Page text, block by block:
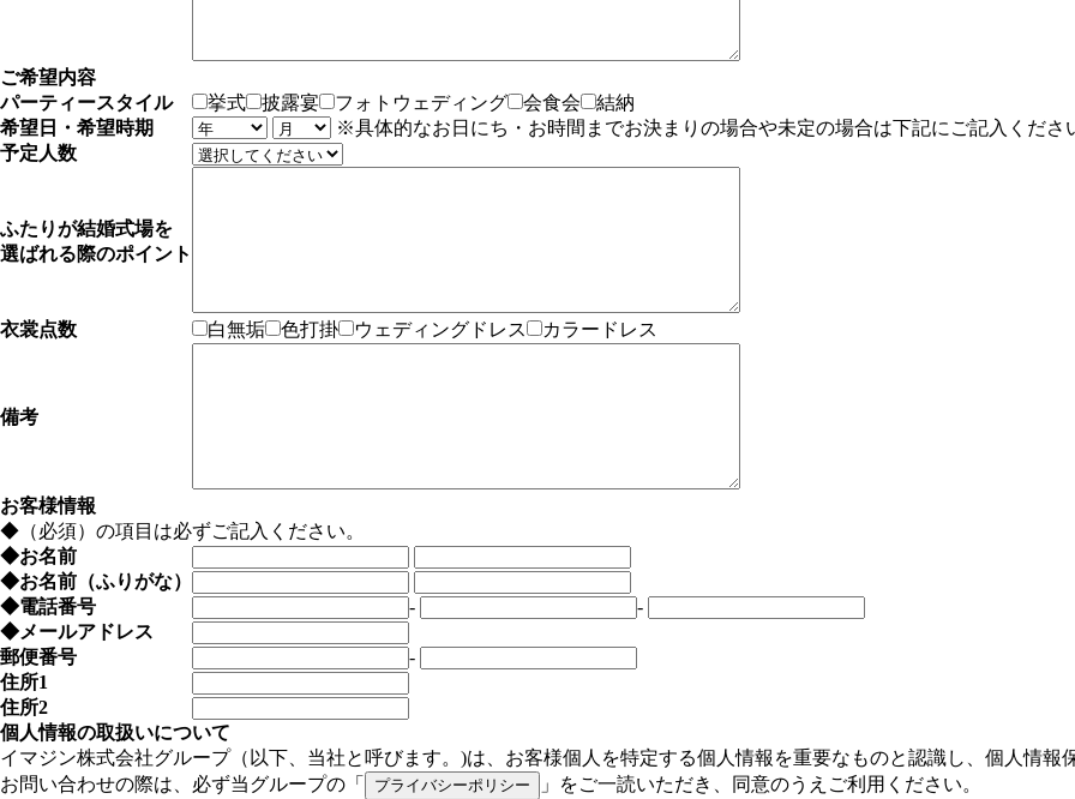
ご希望内容
パーティースタイル
挙式 披露宴 フォトウェディング 会食会
結納
希望日・希望時期
※具体的なお日にち・お時間までお決まりの場合や未定の場合は下記にご記入くださ
予定人数
ふたりが結婚式場を
選ばれる際のポイント
衣裳点数 白無垢 色打掛 ウェディングドレス カラードレス
備考
お客様情報
◆ （必須）の項目は必ずご記入ください。
◆お名前
◆お名前（ふりがな）
◆電話番号 -
-
◆メールアドレス
郵便番号
-
住所1
住所2
個人情報の取扱いについて
イマジン株式会社グループ（以下、当社と呼びます。)は、お客様個人を特定する個人情報を重要なものと認識し、個人情
お問い合わせの際は、必ず当グループの「
プライバシーポリシー
」をご一読いただき、同意のうえご利用ください。